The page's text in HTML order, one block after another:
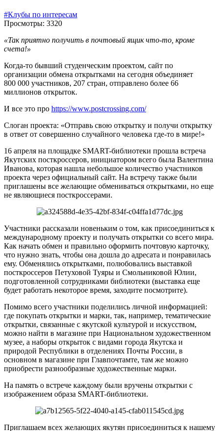
#Клубы по интересам
Просмотры: 3320
«Так приятно получить в почтовый ящик что-то, кроме
счета!»
Когда-то бывший студенческим проектом, сайт по
организации обмена открытками на сегодня объединяет
800 000 участников, 207 стран, отправлено более 66
миллионов открыток.
И все это про https://www.postcrossing.com/
Слоган проекта: «Отправь свою открытку и получи открытку
в ответ от совершенно случайного человека где-то в мире!»
16 апреля на площадке SMART-библиотеки прошла встреча
Якутских посткроссеров, инициатором всего была Валентина
Иванова, которая нашла небольшое количество участников
проекта через официальный сайт. На встречу также были
приглашены все желающие обмениваться открытками, но еще
не являющиеся посткроссерами.
Участники рассказали новеньким о том, как присоединиться к
международному проекту и получать открытки со всего мира.
Как начать обмен и правильно оформить почтовую карточку,
что нужно знать, чтобы она дошла до адресата и понравилась
ему. Обменялись открытками, полюбовались выставкой
посткроссеров Петуховой Туяры и Смольниковой Юлии,
подготовленной сотрудниками библиотеки (выставка еще
будет работать некоторое время, заходите посмотрите).
Помимо всего участники поделились личной информацией:
где покупать открытки и марки, так, например, тематические
открытки, связанные с якутской культурой и искусством,
можно найти в магазине при Национальном художественном
музее, а наборы открыток с видами города Якутска и
природой Республики в отделениях Почты России, в
основном в магазине при Главпочтамте, там же можно
приобрести разнообразные художественные марки.
На память о встрече каждому были вручены открытки с
изображением образа SMART-библиотеки.
Приглашаем всех желающих якутян присоединиться к нашему